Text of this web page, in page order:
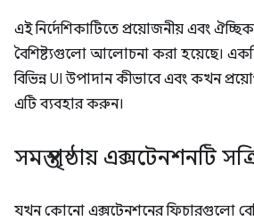
এই নির্দেশিকাটিতে প্রয়োজনীয় এবং
বৈশিষ্ট্যগুলো আলোচনা করা হয়েছে।
বিভিন্ন UI উপাদান কীভাবে এবং কখন
এটি ব্যবহার করুন।
সমস্ত পৃষ্ঠায় এক্সটেনশনটি
যখন কোনো এক্সটেনশনের ফিচারগুলো